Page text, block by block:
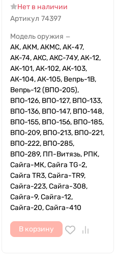
Нет в наличии
Артикул 74397
Модель оружия —
АК, АКМ, АКМС, АК-47,
АК-74, АКС, АКС-74У, АК-12,
АК-101, АК-102, АК-103,
АК-104, АК-105, Вепрь-1В,
Вепрь-12 (ВПО-205),
ВПО-126, ВПО-127, ВПО-133,
ВПО-136, ВПО-147, ВПО-148,
ВПО-155, ВПО-156, ВПО-185,
ВПО-209, ВПО-213, ВПО-221,
ВПО-222, ВПО-285,
ВПО-289, ПП-Витязь, РПК,
Сайга-МК, Сайга TG-2,
Сайга TR3, Сайга-TR9,
Сайга-223, Сайга-308,
Сайга-9, Сайга-12,
Сайга-20, Сайга-410
В корзину